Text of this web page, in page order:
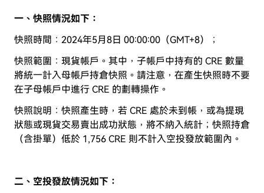
一、快照情況如下：
快照時間：2024年5月8日 00:00:00（GMT+8）；
快照範圍：現貨帳戶。其中，子帳戶中持有的 CRE 數量
將統一計入母帳戶持倉快照。請注意，在產生快照時不要
在子母帳戶中進行 CRE 的劃轉操作。
快照說明：快照產生時，若 CRE 處於未到帳，或為提現
狀態或現貨交易賣出成功狀態，將不納入統計；快照持倉
（含掛單）低於 1,756 CRE 則不計入空投發放範圍內。
二、空投發放情況如下：